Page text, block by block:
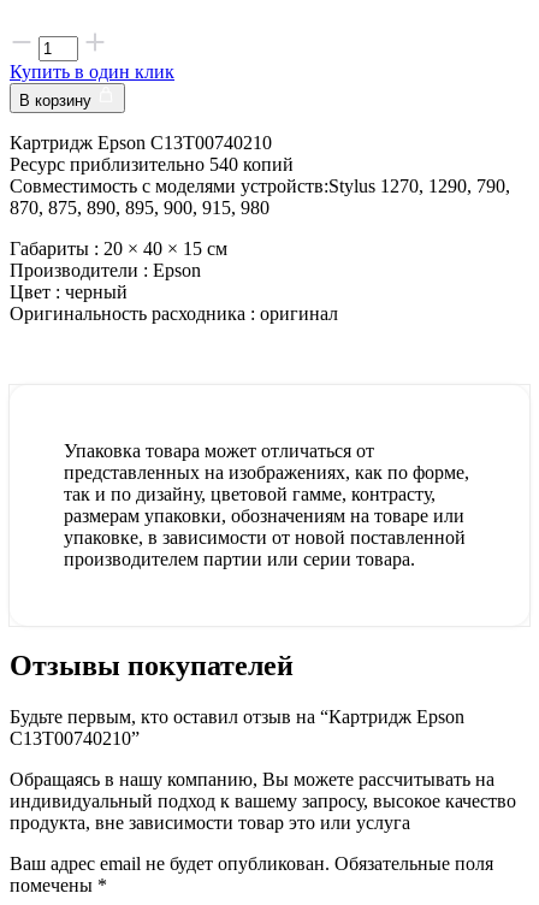
Купить в один клик
В корзину
Картридж Epson C13T00740210
Ресурс приблизительно 540 копий
Совместимость с моделями устройств:Stylus 1270, 1290, 790,
870, 875, 890, 895, 900, 915, 980
Габариты : 20 × 40 × 15 см
Производители : Epson
Цвет : черный
Оригинальность расходника : оригинал
Упаковка товара может отличаться от
представленных на изображениях, как по форме,
так и по дизайну, цветовой гамме, контрасту,
размерам упаковки, обозначениям на товаре или
упаковке, в зависимости от новой поставленной
производителем партии или серии товара.
Отзывы покупателей
Будьте первым, кто оставил отзыв на “Картридж Epson
C13T00740210”
Обращаясь в нашу компанию, Вы можете рассчитывать на
индивидуальный подход к вашему запросу, высокое качество
продукта, вне зависимости товар это или услуга
Ваш адрес email не будет опубликован. Обязательные поля
помечены *